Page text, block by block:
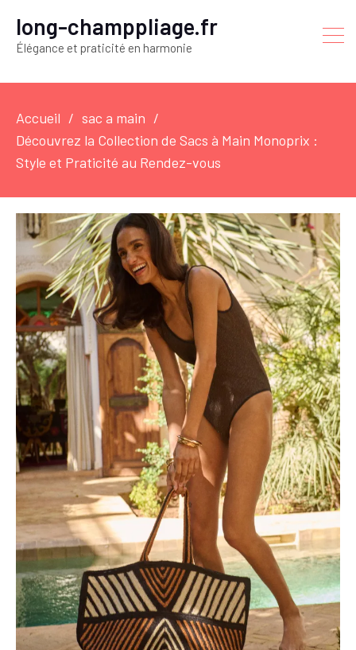
long-champpliage.fr
Élégance et praticité en harmonie
Accueil
sac a main
Découvrez la Collection de Sacs à Main Monoprix :
Style et Praticité au Rendez-vous